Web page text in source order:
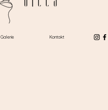
Galerie Kontakt